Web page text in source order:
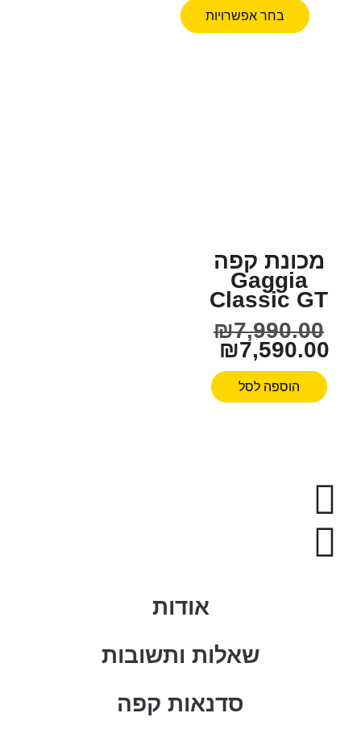
בחר אפשרויות
מכונת קפה
Gaggia
Classic GT
₪7,990.00
₪7,590.00
הוספה לסל
אודות
שאלות ותשובות
סדנאות קפה